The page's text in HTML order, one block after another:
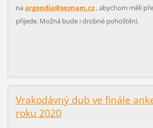
na argondia@seznam.cz, abychom měli
přijede. Možná bude i drobné pohoštění.
Vrakodávný dub ve finále
roku 2020